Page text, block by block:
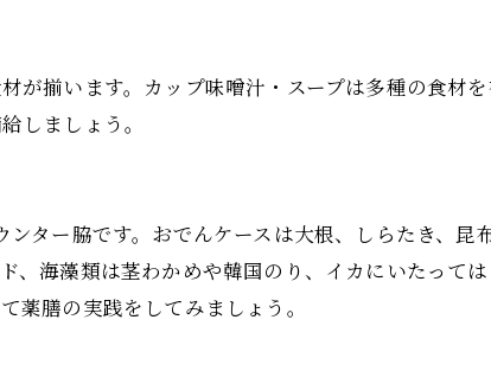
が揃います。カップ味噌汁・スープは多種の食材
しましょう。
ター脇です。おでんケースは大根、しらたき、昆
海藻類は茎わかめや韓国のり、イカにいたって
薬膳の実践をしてみましょう。